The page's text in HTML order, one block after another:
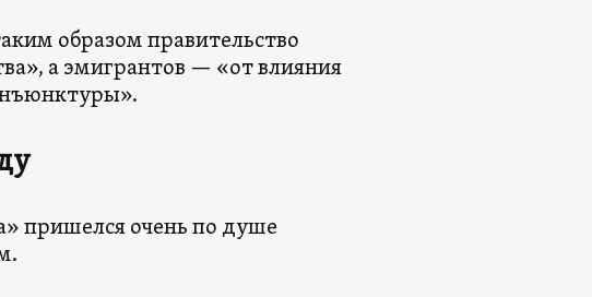
образом правительство
а эмигрантов — «от влияния
пришелся очень по душе